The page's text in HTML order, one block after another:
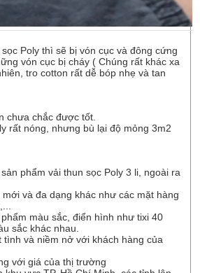
Poly thì sẽ bị vón cục và đông cứng
vón cục bị cháy ( Chúng rất khác xa
tro cotton rất dễ bóp nhẹ và tan
chưa chắc được tốt.
rất nóng, nhưng bù lại độ mỏng 3m2
phẩm vải thun sọc Poly 3 li, ngoài ra
và đa dạng khác như các mặt hàng
màu sắc, điển hình như tixi 40
sắc khác nhau.
tình và niềm nở với khách hàng của
với giá của thị trường